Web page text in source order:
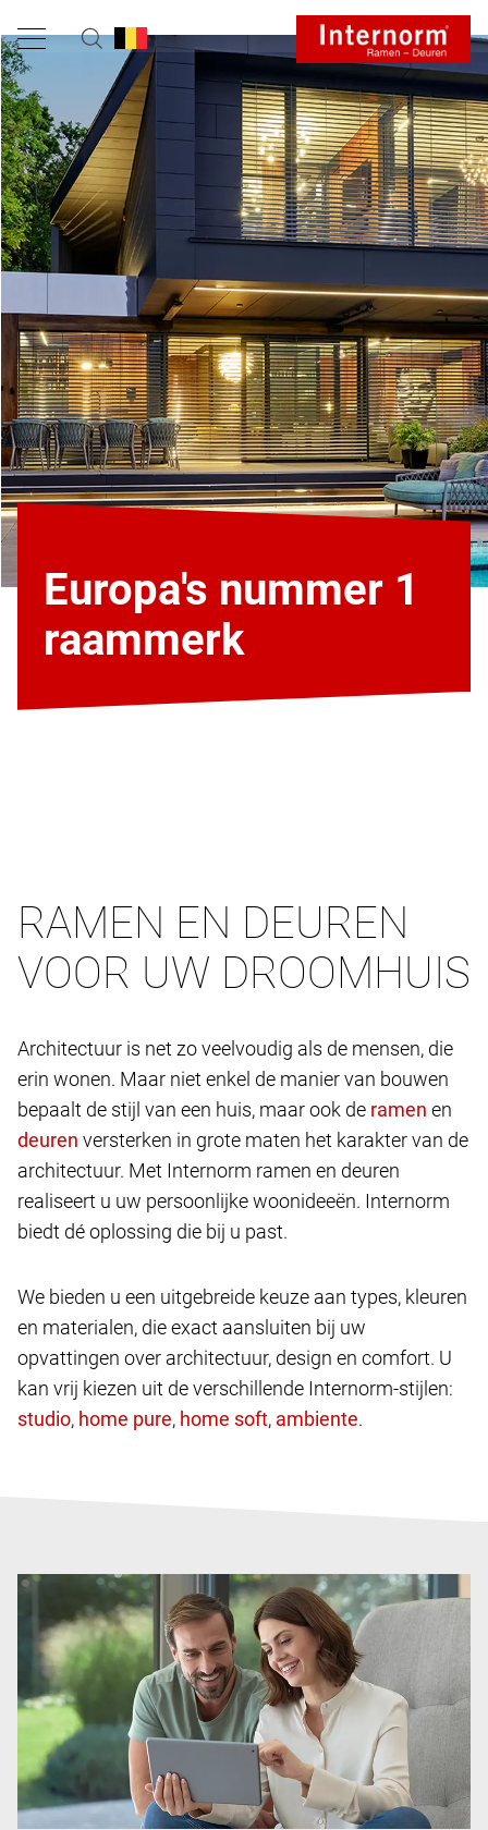
Europa's nummer 1
raammerk
RAMEN EN DEUREN
VOOR UW DROOMHUIS
Architectuur is net zo veelvoudig als de mensen, die
erin wonen. Maar niet enkel de manier van bouwen
bepaalt de stijl van een huis, maar ook de
en
versterken in grote maten het karakter van de
architectuur. Met Internorm ramen en deuren
realiseert u uw persoonlijke woonideeën. Internorm
biedt dé oplossing die bij u past.
We bieden u een uitgebreide keuze aan types, kleuren
en materialen, die exact aansluiten bij uw
opvattingen over architectuur, design en comfort. U
kan vrij kiezen uit de verschillende Internorm-stijlen:
,
, , .